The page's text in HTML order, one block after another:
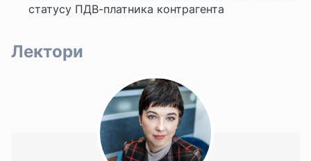
статусу ПДВ-платника контрагента
Лектори